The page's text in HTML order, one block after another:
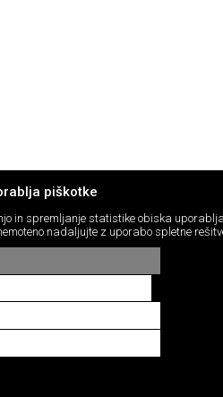
piškotke
in spremljanje statistike obiska
nadaljujte z uporabo spletne